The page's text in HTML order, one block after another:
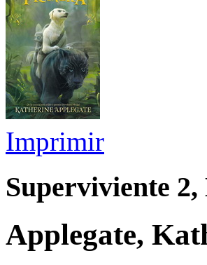
Imprimir
Superviviente
Applegate,